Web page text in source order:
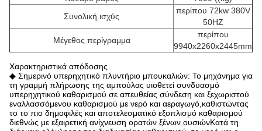
Συνολική ισχύς
περίπου 72kw 380V
50HZ
Μέγεθος περίγραμμα
περίπου
9940x2260x2445mm
Χαρακτηριστικά απόδοσης
◆ Σημερινό υπερηχητικό πλυντήριο μπουκαλιών: Το μηχάνημα για
τη γραμμή πλήρωσης της αμπούλας υιοθετεί συνδυασμό
υπερηχητικού καθαρισμού σε απευθείας σύνδεση και ξεχωριστού
εναλλασσόμενου καθαρισμού με νερό και αεραγωγό,καθιστώντας
το το πιο δημοφιλές και αποτελεσματικό εξοπλισμό καθαρισμού
διεθνώς με εξαιρετική ανίχνευση ορατών ξένων ουσιώνΚατά τη